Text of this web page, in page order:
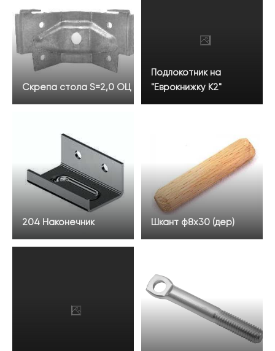
Скрепа стола S=2,0 ОЦ
Подлокотник на
"Еврокнижку К2"
204 Наконечник Шкант ф8х30 (дер)